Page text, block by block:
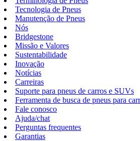
Tecnologia de Pneus
Manutenção de Pneus
Nós
Bridgestone
Missão e Valores
Sustentabilidade
Inovação
Notícias
Carreiras
Suporte para pneus de carros e SUVs
Ferramenta de busca de pneus para
Fale conosco
Ajuda/chat
Perguntas frequentes
Garantias